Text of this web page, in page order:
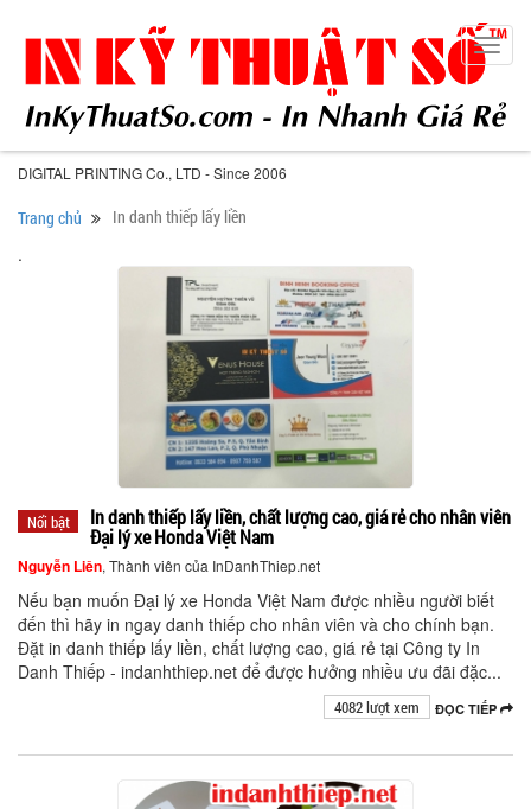
DIGITAL PRINTING Co., LTD - Since 2006
Trang chủ In danh thiếp lấy liền
.
Nổi bật
In danh thiếp lấy liền, chất lượng cao, giá rẻ cho nhân viên
Đại lý xe Honda Việt Nam
Nguyễn Liên, Thành viên của InDanhThiep.net
Nếu bạn muốn Đại lý xe Honda Việt Nam được nhiều người biết
đến thì hãy in ngay danh thiếp cho nhân viên và cho chính bạn.
Đặt in danh thiếp lấy liền, chất lượng cao, giá rẻ tại Công ty In
Danh Thiếp - indanhthiep.net để được hưởng nhiều ưu đãi đặc...
ĐỌC TIẾP
4082 lượt xem